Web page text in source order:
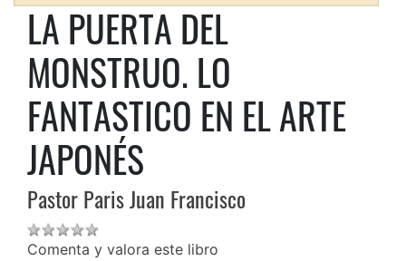
LA PUERTA DEL
MONSTRUO. LO
FANTASTICO EN EL ARTE
JAPONÉS
Pastor Paris Juan Francisco
Comenta y valora este libro